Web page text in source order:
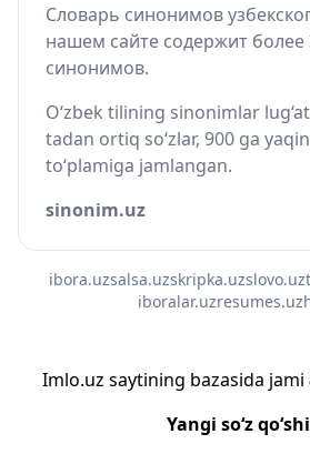
Словарь синонимов
нашем сайте содержит более
синонимов.
O‘zbek tilining sinonimlar
tadan ortiq so‘zlar, 900 ga
to‘plamiga jamlangan.
sinonim.uz
ibora.uzsalsa.uzskripka.uzslovo.uz
iboralar.uzresumes.uz
Imlo.uz saytining bazasida jami
Yangi so‘z